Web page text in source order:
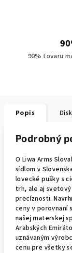
90% tovaru
Popis
Podrobný
O Liwa Arms
sídlom v
lovecké pušky s
trh, ale aj
precíznosti.
ceny v porovnaní
našej materskej
Arabských
uznávaným
cenu pre všetky